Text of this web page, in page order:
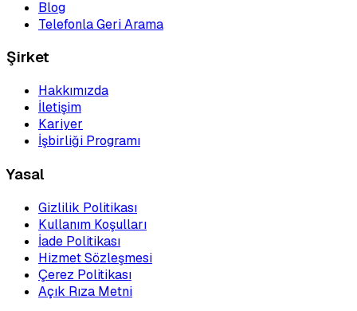
Blog
Telefonla Geri Arama
Şirket
Hakkımızda
İletişim
Kariyer
İşbirliği Programı
Yasal
Gizlilik Politikası
Kullanım Koşulları
İade Politikası
Hizmet Sözleşmesi
Çerez Politikası
Açık Rıza Metni